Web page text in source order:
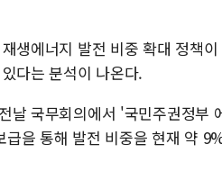
생에너지 발전 비중 확대 정책
다는 분석이 나온다.
날 국무회의에서 '국민주권정부
급을 통해 발전 비중을 현재 약